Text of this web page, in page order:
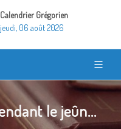
Calendrier Grégorien
jeudi, 06 août 2026
le jeûn...